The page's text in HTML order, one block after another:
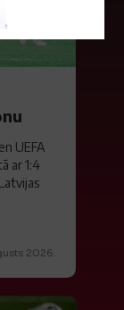
UEFA
ar 1:4
2026.